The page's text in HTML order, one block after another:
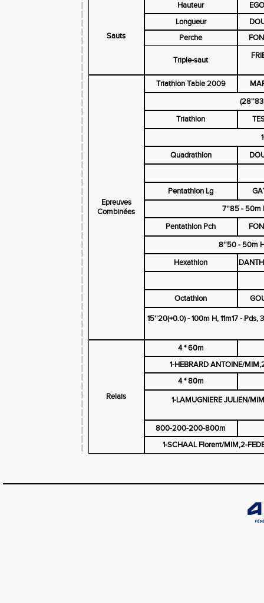
Sauts
Hauteur
Longueur
Perche
Triple-saut
Epreuves
Combinées
Triathlon Table 2009
(28''83
Triathlon
Quadrathlon
Pentathlon Lg
7''85 - 50m
Pentathlon Pch
8''50 - 50m
Hexathlon
Octathlon
15''20(+0.0) - 100m H, 11m17 -
Relais
4 * 60m
1-HEBRARD ANTOINE/
4 * 80m
1-LAMUGNIERE JULIEN/
800-200-200-800m
1-SCHAAL Florent/MIM,2-